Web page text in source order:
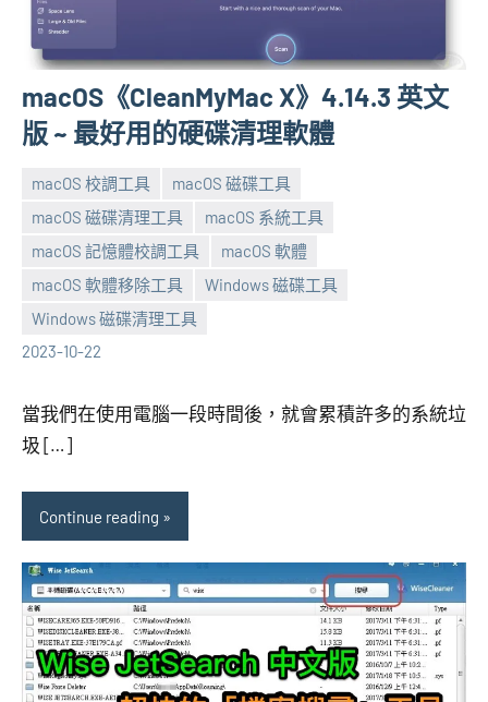
macOS《CleanMyMac X》4.14.3 英文
版 ~ 最好用的硬碟清理軟體
macOS 校調工具
macOS 磁碟工具
macOS 磁碟清理工具
macOS 系統工具
macOS 記憶體校調工具
macOS 軟體
macOS 軟體移除工具
Windows 磁碟工具
Windows 磁碟清理工具
2023-10-22
張
海
No
comments
當我們在使用電腦一段時間後，就會累積許多的系統垃
圾 […]
Continue reading